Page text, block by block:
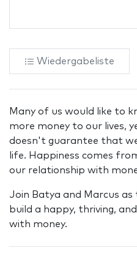
Wiedergabeliste
Many of us would like to
more money to our lives,
doesn't guarantee that
life. Happiness comes
our relationship with
Join Batya and Marcus
build a happy, thriving,
with money.